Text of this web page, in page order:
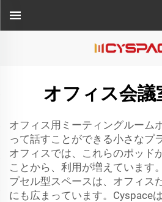
オフィス会議
オフィス用ミーティングルーム
って話すことができる小さなプ
オフィスでは、これらのポッド
ことから、利用が増えています
プセル型スペースは、オフィス
にも広まっています。Cyspace